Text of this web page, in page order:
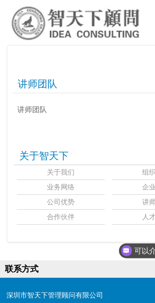
讲师团队
讲师团队
关于智天下
关于我们
组
业务网络
企
公司优势
讲
合作伙伴
人
联系方式
深圳市智天下管理顾问有限公司